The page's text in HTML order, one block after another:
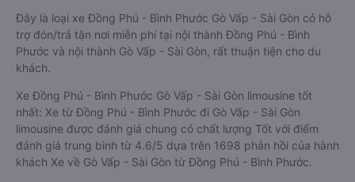
Đây là loại xe Đồng Phú - Bình Phước Gò Vấp - Sài Gòn có hỗ
trợ đón/trả tận nơi miễn phí tại nội thành Đồng Phú - Bình
Phước và nội thành Gò Vấp - Sài Gòn, rất thuận tiện cho du
khách.
Xe Đồng Phú - Bình Phước Gò Vấp - Sài Gòn limousine tốt
nhất: Xe từ Đồng Phú - Bình Phước đi Gò Vấp - Sài Gòn
limousine được đánh giá chung có chất lượng Tốt với điểm
đánh giá trung bình từ 4.6/5 dựa trên 1698 phản hồi của hành
khách Xe về Gò Vấp - Sài Gòn từ Đồng Phú - Bình Phước.